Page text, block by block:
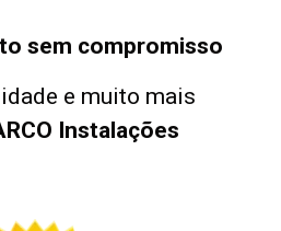
sem compromisso
e muito mais
Instalações